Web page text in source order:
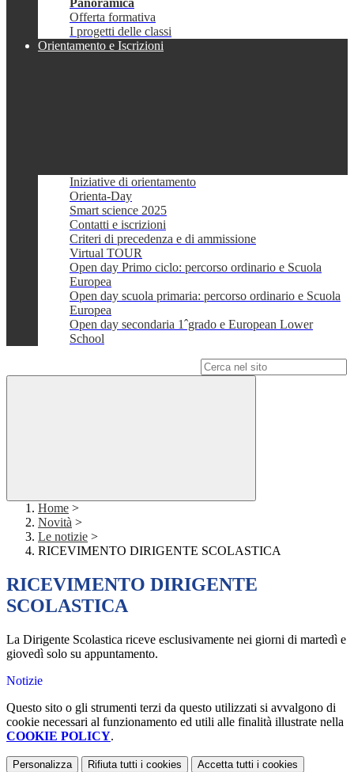
Panoramica
Offerta formativa
I progetti delle classi
Orientamento e Iscrizioni
Iniziative di orientamento
Orienta-Day
Smart science 2025
Contatti e iscrizioni
Criteri di precedenza e di ammissione
Virtual TOUR
Open day Primo ciclo: percorso ordinario e Scuola
Europea
Open day scuola primaria: percorso ordinario e Scuola
Europea
Open day secondaria 1ˆgrado e European Lower
School
Home >
Novità >
Le notizie >
RICEVIMENTO DIRIGENTE SCOLASTICA
RICEVIMENTO DIRIGENTE
SCOLASTICA
La Dirigente Scolastica riceve esclusivamente nei giorni di martedì e
giovedì solo su appuntamento.
Notizie
Questo sito o gli strumenti terzi da questo utilizzati si avvalgono di
cookie necessari al funzionamento ed utili alle finalità illustrate nella
COOKIE POLICY.
Personalizza Rifiuta tutti i cookies Accetta tutti i cookies